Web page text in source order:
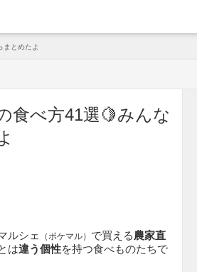
まとめたよ
食べ方41選🍋みんな
ルシェ （ポケマル） で買える農家直
は違う個性を持つ食べものたちで